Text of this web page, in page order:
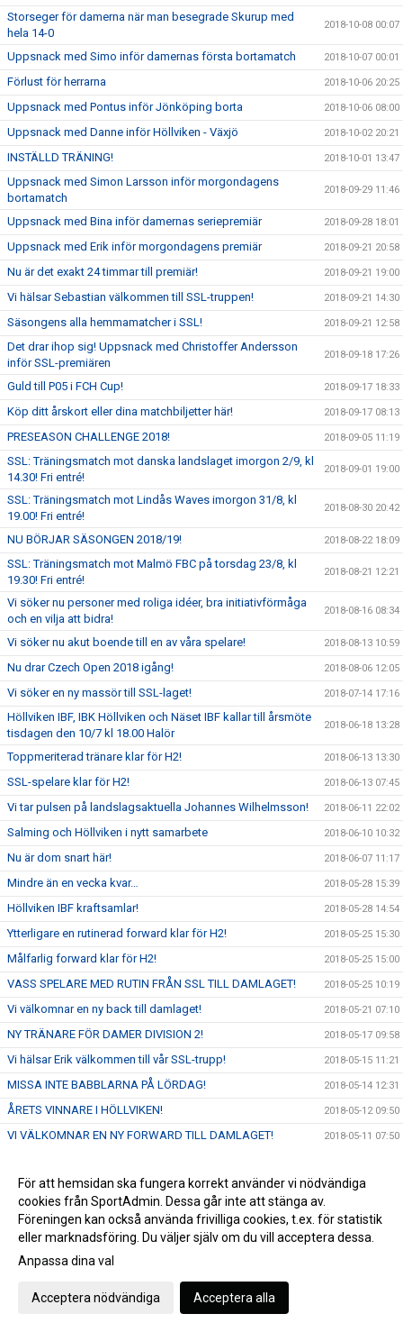
Storseger för damerna när man besegrade Skurup med
hela 14-0
2018-10-08 00:07
Uppsnack med Simo inför damernas första bortamatch 2018-10-07 00:01
Förlust för herrarna 2018-10-06 20:25
Uppsnack med Pontus inför Jönköping borta 2018-10-06 08:00
Uppsnack med Danne inför Höllviken - Växjö 2018-10-02 20:21
INSTÄLLD TRÄNING! 2018-10-01 13:47
Uppsnack med Simon Larsson inför morgondagens
bortamatch
2018-09-29 11:46
Uppsnack med Bina inför damernas seriepremiär 2018-09-28 18:01
Uppsnack med Erik inför morgondagens premiär 2018-09-21 20:58
Nu är det exakt 24 timmar till premiär! 2018-09-21 19:00
Vi hälsar Sebastian välkommen till SSL-truppen! 2018-09-21 14:30
Säsongens alla hemmamatcher i SSL! 2018-09-21 12:58
Det drar ihop sig! Uppsnack med Christoffer Andersson
inför SSL-premiären
2018-09-18 17:26
Guld till P05 i FCH Cup! 2018-09-17 18:33
Köp ditt årskort eller dina matchbiljetter här! 2018-09-17 08:13
PRESEASON CHALLENGE 2018! 2018-09-05 11:19
SSL: Träningsmatch mot danska landslaget imorgon 2/9, kl
14.30! Fri entré!
2018-09-01 19:00
SSL: Träningsmatch mot Lindås Waves imorgon 31/8, kl
19.00! Fri entré!
2018-08-30 20:42
NU BÖRJAR SÄSONGEN 2018/19! 2018-08-22 18:09
SSL: Träningsmatch mot Malmö FBC på torsdag 23/8, kl
19.30! Fri entré!
2018-08-21 12:21
Vi söker nu personer med roliga idéer, bra initiativförmåga
och en vilja att bidra!
2018-08-16 08:34
Vi söker nu akut boende till en av våra spelare! 2018-08-13 10:59
Nu drar Czech Open 2018 igång! 2018-08-06 12:05
Vi söker en ny massör till SSL-laget! 2018-07-14 17:16
Höllviken IBF, IBK Höllviken och Näset IBF kallar till årsmöte
tisdagen den 10/7 kl 18.00 Halör
2018-06-18 13:28
Toppmeriterad tränare klar för H2! 2018-06-13 13:30
SSL-spelare klar för H2! 2018-06-13 07:45
Vi tar pulsen på landslagsaktuella Johannes Wilhelmsson! 2018-06-11 22:02
Salming och Höllviken i nytt samarbete 2018-06-10 10:32
Nu är dom snart här! 2018-06-07 11:17
Mindre än en vecka kvar… 2018-05-28 15:39
Höllviken IBF kraftsamlar! 2018-05-28 14:54
Ytterligare en rutinerad forward klar för H2! 2018-05-25 15:30
Målfarlig forward klar för H2! 2018-05-25 15:00
VASS SPELARE MED RUTIN FRÅN SSL TILL DAMLAGET! 2018-05-25 10:19
Vi välkomnar en ny back till damlaget! 2018-05-21 07:10
NY TRÄNARE FÖR DAMER DIVISION 2! 2018-05-17 09:58
Vi hälsar Erik välkommen till vår SSL-trupp! 2018-05-15 11:21
MISSA INTE BABBLARNA PÅ LÖRDAG! 2018-05-14 12:31
ÅRETS VINNARE I HÖLLVIKEN! 2018-05-12 09:50
VI VÄLKOMNAR EN NY FORWARD TILL DAMLAGET! 2018-05-11 07:50
NY MÅLVAKT TILL DAMLAGET! 2018-05-08 08:00
TAMARA ÄR KLAR FÖR DAMLAGET!
VI GÖR DET TILLSAMMANS I HALÖRHALLEN 2 JUNI 2018-05-07 10:52
Sommarens häftigaste innebandyupplevelse!
In och anmäl dig nu - Sista dag på torsdag!
För att hemsidan ska fungera korrekt använder vi nödvändiga
cookies från SportAdmin. Dessa går inte att stänga av.
Föreningen kan också använda frivilliga cookies, t.ex. för statistik
eller marknadsföring. Du väljer själv om du vill acceptera dessa.
Anpassa dina val
Acceptera nödvändiga Acceptera alla